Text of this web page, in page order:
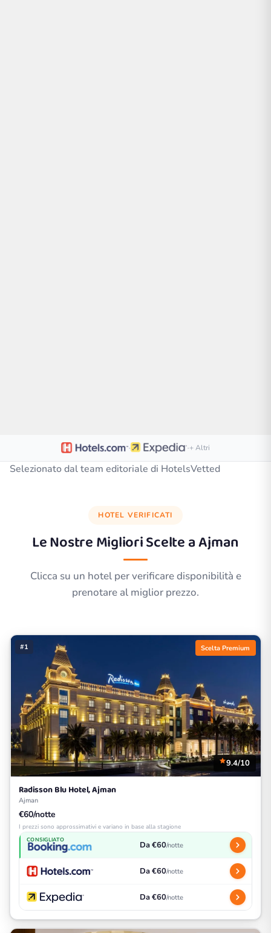
· ·+ Altri
Selezionato dal team editoriale di HotelsVetted
HOTEL VERIFICATI
Le Nostre Migliori Scelte aAjman
Clicca su un hotel per verificare disponibilità e
prenotare al miglior prezzo.
#1 Scelta Premium
9.4/10
Radisson Blu Hotel, Ajman
Ajman
€60/notte
I prezzi sono approssimativi e variano in base alla stagione
CONSIGLIATO Da €60/notte
Da €60/notte
Da €60/notte